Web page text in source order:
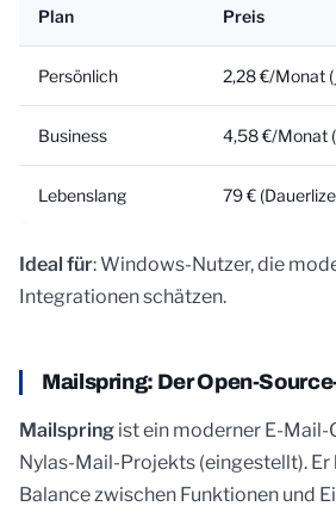
Plan Preis
Persönlich 2,28 €/Monat
Business 4,58 €/Monat
Lebenslang 79 €
Ideal für: Windows-Nutzer, die
Integrationen schätzen.
Mailspring: Der Open-
Mailspring ist ein moderner E-Mail-
Nylas-Mail-Projekts (eingestellt).
Balance zwischen Funktionen und